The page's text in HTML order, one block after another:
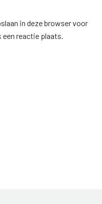
in deze browser voor
een reactie plaats.